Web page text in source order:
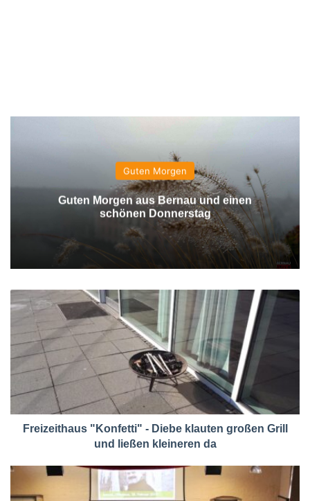
Guten Morgen
Guten Morgen aus Bernau und einen
schönen Donnerstag
Freizeithaus "Konfetti" - Diebe klauten großen Grill
und ließen kleineren da